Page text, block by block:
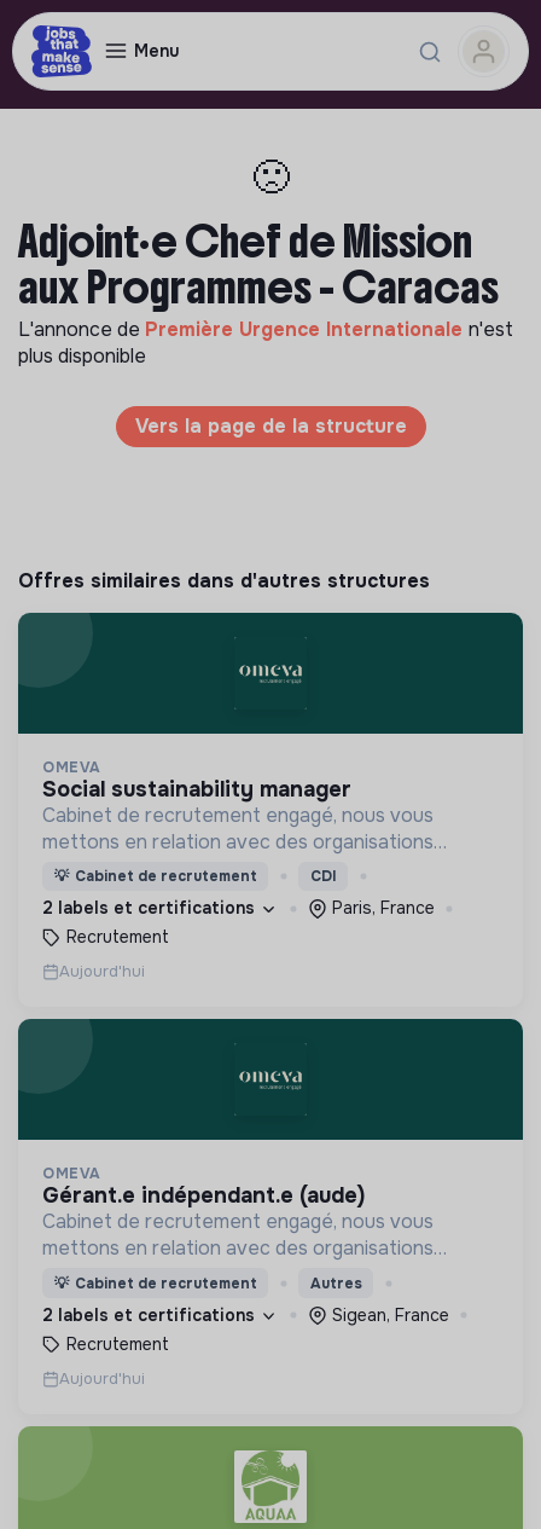
Menu
🙁
Adjoint·e Chef de Mission
aux Programmes - Caracas
L'annonce de Première Urgence Internationale n'est
plus disponible
Vers la page de la structure
Offres similaires dans d'autres structures
OMEVA
social sustainability manager
Cabinet de recrutement engagé, nous vous
mettons en relation avec des organisations
soucieuses de leurs impacts, afin d'œuvrer
ensemble pour un futur souhaitable.
💡 Cabinet de recrutement CDI
2 labels et certifications
Paris, France
Recrutement
Aujourd'hui
OMEVA
gérant.e indépendant.e (aude)
Cabinet de recrutement engagé, nous vous
mettons en relation avec des organisations
soucieuses de leurs impacts, afin d'œuvrer
ensemble pour un futur souhaitable.
💡 Cabinet de recrutement Autres
2 labels et certifications
Sigean, France
Recrutement
Aujourd'hui